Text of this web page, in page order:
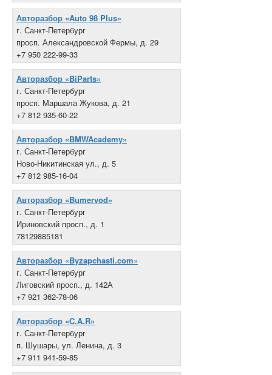
Авторазбор «Auto 98 Plus»
г. Санкт-Петербург
просп. Александровской Фермы, д. 29
+7 950 222-99-33
Авторазбор «BiParts»
г. Санкт-Петербург
просп. Маршала Жукова, д. 21
+7 812 935-60-22
Авторазбор «BMWAcademy»
г. Санкт-Петербург
Ново-Никитинская ул., д. 5
+7 812 985-16-04
Авторазбор «Bumervod»
г. Санкт-Петербург
Ириновский просп., д. 1
78129885181
Авторазбор «Byzapchasti.com»
г. Санкт-Петербург
Лиговский просп., д. 142А
+7 921 362-78-06
Авторазбор «C.A.R»
г. Санкт-Петербург
п. Шушары, ул. Ленина, д. 3
+7 911 941-59-85